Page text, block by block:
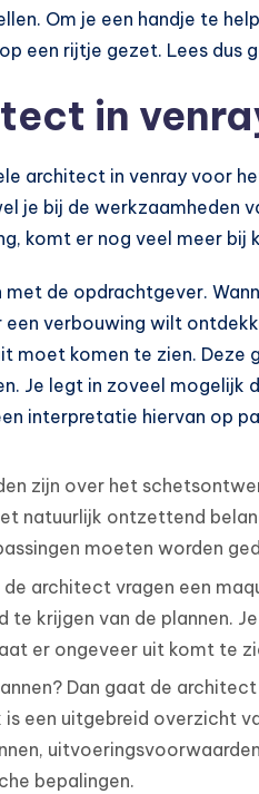
Om je een handje te
een rijtje gezet. Lees dus
in
architect in venray voor
je bij de werkzaamheden
komt er nog veel meer bij
de opdrachtgever.
verbouwing wilt
moet komen te zien. Deze
Je legt in zoveel mogelijk
interpretatie hiervan op
zijn over het
natuurlijk ontzettend
moeten worden
architect vragen een
te krijgen van de plannen.
er ongeveer uit komt te
Dan gaat de
een uitgebreid overzicht
bepalingen.